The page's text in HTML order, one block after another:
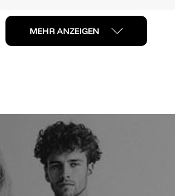
MEHR ANZEIGEN